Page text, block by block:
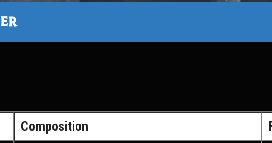
Composition